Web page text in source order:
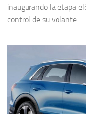
inaugurando la etapa
control de su volante...